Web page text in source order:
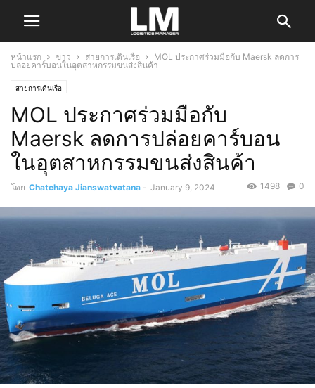
หน้าแรก ข่าว สายการเดินเรือ
MOL ประกาศร่วมมือกับ Maersk ลดการ
ปล่อยคาร์บอนในอุตสาหกรรมขนส่งสินค้า
สายการเดินเรือ
MOL ประกาศร่วมมือกับ
Maersk ลดการปล่อยคาร์บอน
ในอุตสาหกรรมขนส่งสินค้า
โดย Chatchaya Jianswatvatana - January 9, 2024 0
1498